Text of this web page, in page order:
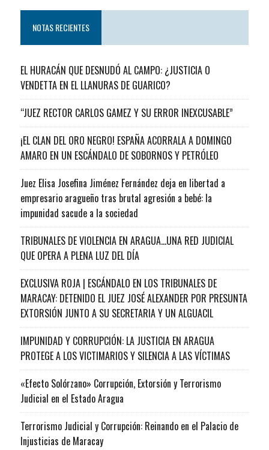
NOTAS RECIENTES
EL HURACÁN QUE DESNUDÓ AL CAMPO: ¿JUSTICIA O
VENDETTA EN EL LLANURAS DE GUARICO?
“JUEZ RECTOR CARLOS GAMEZ Y SU ERROR INEXCUSABLE”
¡EL CLAN DEL ORO NEGRO! ESPAÑA ACORRALA A DOMINGO
AMARO EN UN ESCÁNDALO DE SOBORNOS Y PETRÓLEO
Juez Elisa Josefina Jiménez Fernández deja en libertad a
empresario aragueño tras brutal agresión a bebé: la
impunidad sacude a la sociedad
TRIBUNALES DE VIOLENCIA EN ARAGUA…UNA RED JUDICIAL
QUE OPERA A PLENA LUZ DEL DÍA
EXCLUSIVA ROJA | ESCÁNDALO EN LOS TRIBUNALES DE
MARACAY: DETENIDO EL JUEZ JOSÉ ALEXANDER POR PRESUNTA
EXTORSIÓN JUNTO A SU SECRETARIA Y UN ALGUACIL
IMPUNIDAD Y CORRUPCIÓN: LA JUSTICIA EN ARAGUA
PROTEGE A LOS VICTIMARIOS Y SILENCIA A LAS VÍCTIMAS
«Efecto Solórzano» Corrupción, Extorsión y Terrorismo
Judicial en el Estado Aragua
Terrorismo Judicial y Corrupción: Reinando en el Palacio de
Injusticias de Maracay